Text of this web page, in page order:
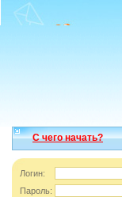
С чего начать?
Логин:
Пароль: